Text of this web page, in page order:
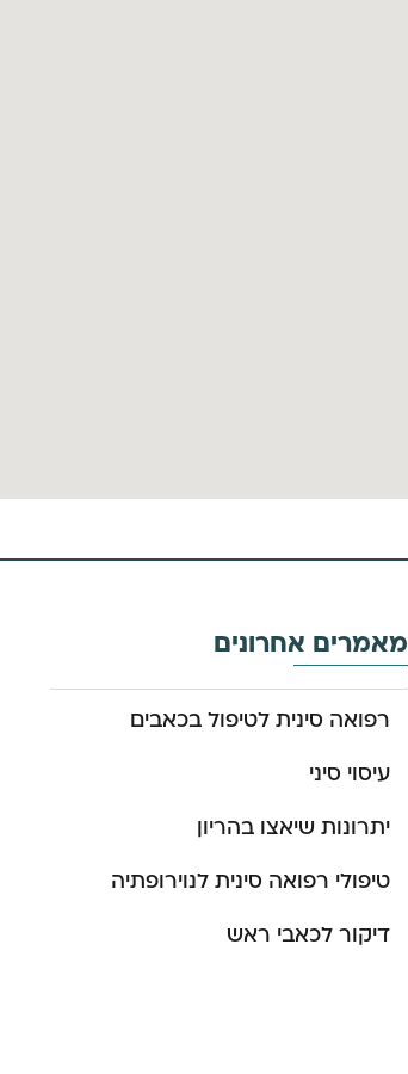
מאמרים אחרונים
רפואה סינית לטיפול בכאבים
עיסוי סיני
יתרונות שיאצו בהריון
טיפולי רפואה סינית לנוירופתיה
דיקור לכאבי ראש